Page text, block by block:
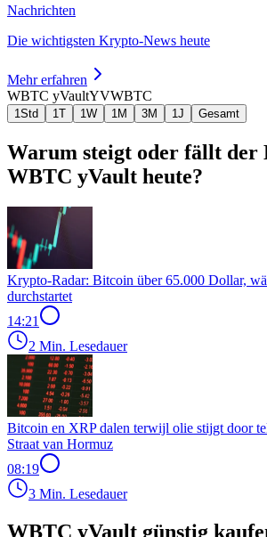
Nachrichten
Die wichtigsten Krypto-News heute
Mehr erfahren
WBTC yVaultYVWBTC
1Std 1T 1W 1M 3M 1J Gesamt
Warum steigt oder fällt der
WBTC yVault heute?
Krypto-Radar: Bitcoin über 65.000 Dollar,
durchstartet
14:21
2 Min. Lesedauer
Bitcoin en XRP dalen terwijl olie stijgt door
Straat van Hormuz
08:19
3 Min. Lesedauer
WBTC yVault günstig